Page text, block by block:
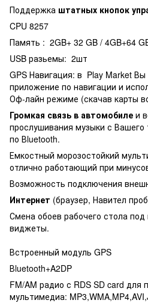
Поддержка штатных кнопок
CPU 8257
Память : 2GB+ 32 GB / 4GB+64
USB разьемы: 2шт
GPS Навигация: в Play Market
приложение по навигации и
Оф-лайн режиме (скачав карты
Громкая связь в автомобиле и
прослушивания музыки с
по Вluetooth.
Емкостный морозостойкий
отлично работающий при
Возможность подключения
Интернет (браузер, Навител
Смена обоев рабочего стола
виджеты.
Встроенный модуль GPS
Вluetooth+A2DP
FM/AM радио с RDS SD card для
мультимедиа: